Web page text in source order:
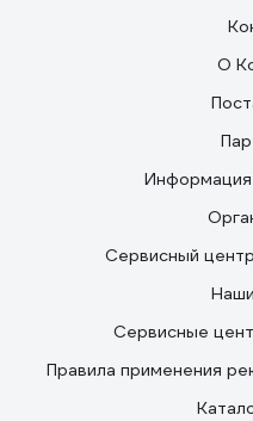
О
Информация
Сервисный
Сервисные
Правила применения